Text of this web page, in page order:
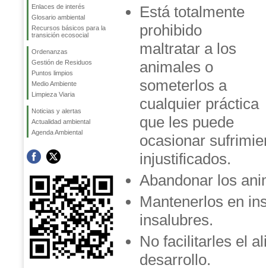
Enlaces de interés
Glosario ambiental
Recursos básicos para la
transición ecosocial
Ordenanzas
Gestión de Residuos
Puntos limpios
Medio Ambiente
Limpieza Viaria
Noticias y alertas
Actualidad ambiental
Agenda Ambiental
Está totalmente
prohibido
maltratar a los
animales o
someterlos a
cualquier práctica
que les puede
ocasionar
injustificados.
Abandonar los
Mantenerlos en
insalubres.
No facilitarles el
desarrollo.